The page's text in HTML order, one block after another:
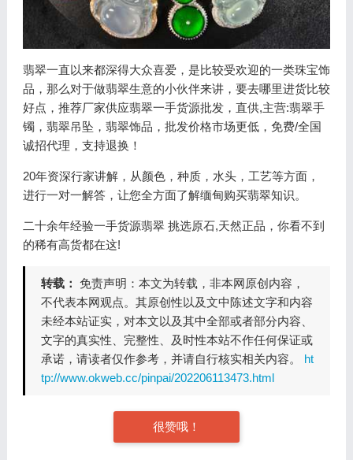
翡翠一直以来都深得大众喜爱，是比较受欢迎的一类珠宝饰
品，那么对于做翡翠生意的小伙伴来讲，要去哪里进货比较
好点，推荐厂家供应翡翠一手货源批发，直供,主营:翡翠手
镯，翡翠吊坠，翡翠饰品，批发价格市场更低，免费/全国
诚招代理，支持退换！
20年资深行家讲解，从颜色，种质，水头，工艺等方面，
进行一对一解答，让您全方面了解缅甸购买翡翠知识。
二十余年经验一手货源翡翠 挑选原石,天然正品，你看不到
的稀有高货都在这!
转载： 免责声明：本文为转载，非本网原创内容，
不代表本网观点。其原创性以及文中陈述文字和内容
未经本站证实，对本文以及其中全部或者部分内容、
文字的真实性、完整性、及时性本站不作任何保证或
承诺，请读者仅作参考，并请自行核实相关内容。 ht
tp://www.okweb.cc/pinpai/202206113473.html
很赞哦！